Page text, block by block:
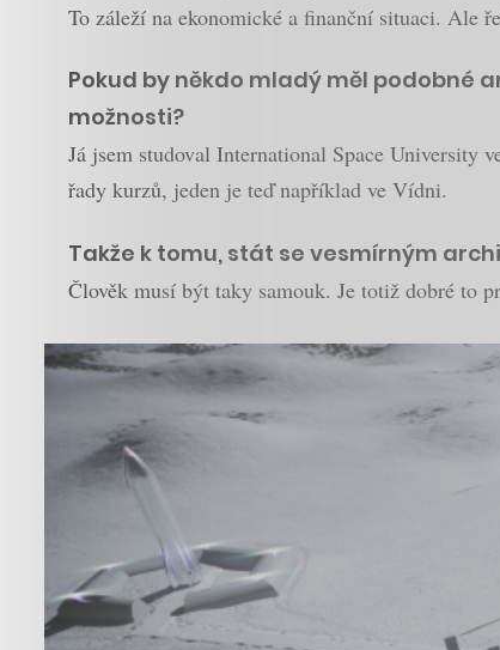
To záleží na ekonomické a finanční situaci. Ale
Pokud by někdo mladý měl podobné
možnosti?
Já jsem studoval International Space University
řady kurzů, jeden je teď například ve Vídni.
Takže k tomu, stát se vesmírným
Člověk musí být taky samouk. Je totiž dobré to